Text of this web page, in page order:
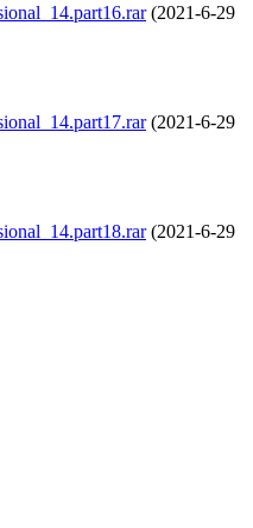
(2021-6-29
(2021-6-29
(2021-6-29